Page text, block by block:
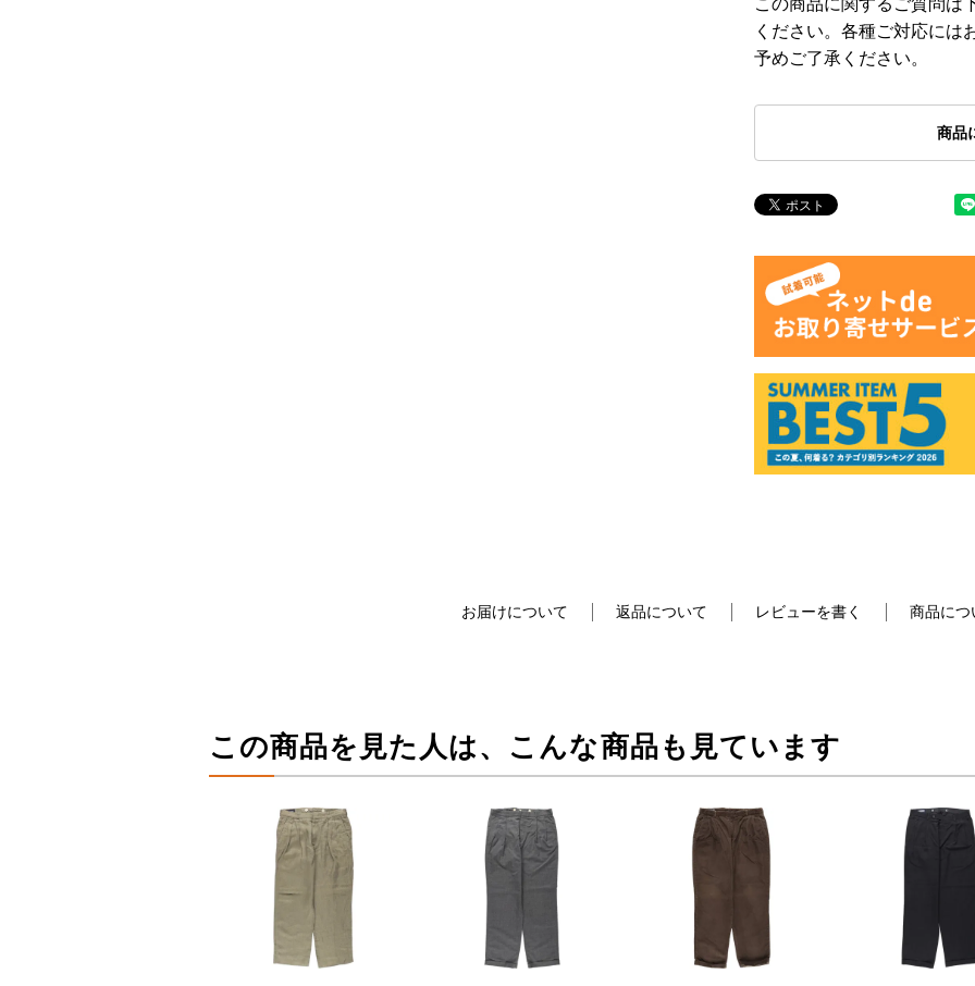
この商品に関するご質問は
ください。各種ご対応には
予めご了承ください。
商品
お届けについて 返品について レビューを書く 商品につ
この商品を見た人は、こんな商品も見ています